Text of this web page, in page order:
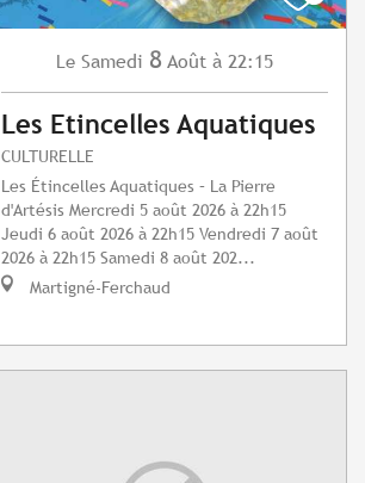
Le Samedi 8 Août à 22:15
Les Etincelles Aquatiques
CULTURELLE
Les Étincelles Aquatiques – La Pierre
d'Artésis Mercredi 5 août 2026 à 22h15
Jeudi 6 août 2026 à 22h15 Vendredi 7 août
2026 à 22h15 Samedi 8 août 202...
Martigné-Ferchaud